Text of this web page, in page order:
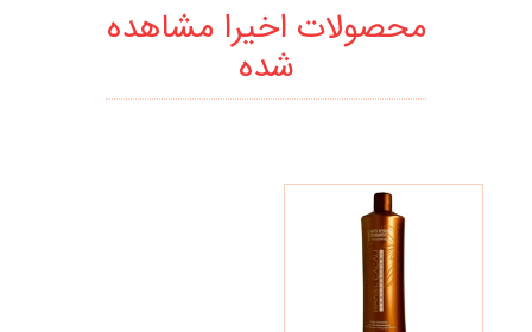
محصولات اخیرا مشاهده
شده